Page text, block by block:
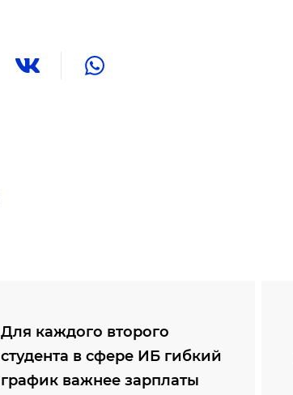
Для каждого второго
студента в сфере ИБ гибкий
график важнее зарплаты